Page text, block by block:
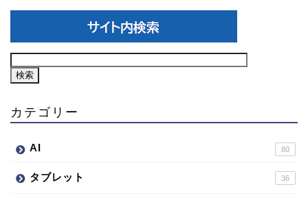
カテゴリー
AI 80
タブレット 36